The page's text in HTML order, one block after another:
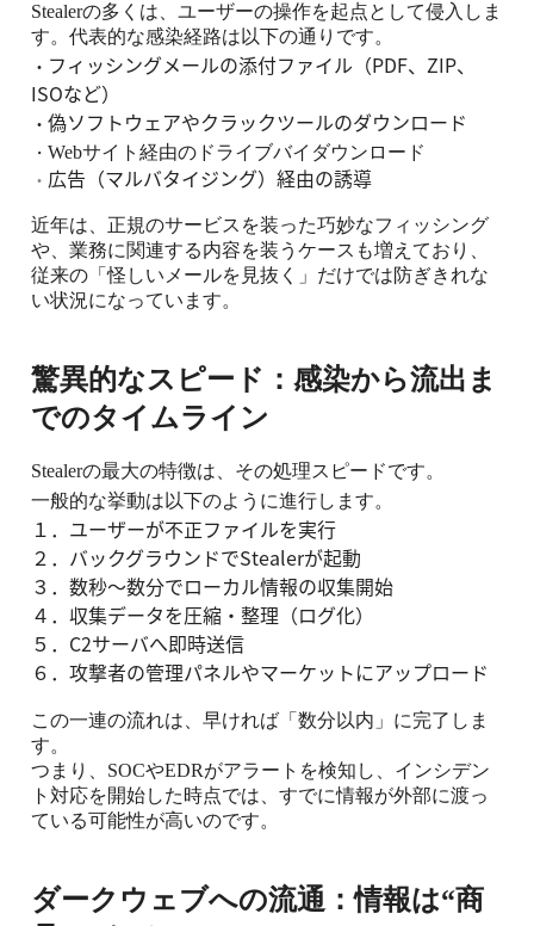
Stealerの多くは、ユーザーの操作を起点として侵入しま
す。代表的な感染経路は以下の通りです。
・ フィッシングメールの添付ファイル（PDF、 ZIP、
ISOなど）
・ 偽ソフトウェアやクラックツールのダウンロード
・ Webサイト経由のドライブバイダウンロード
・ 広告（マルバタイジング）経由の誘導
近年は、正規のサービスを装った巧妙なフィッシング
や、業務に関連する内容を装うケースも増えており、
従来の「怪しいメールを見抜く」だけでは防ぎきれな
い状況になっています。
驚異的なスピード：感染から流出ま
でのタイムライン
Stealerの最大の特徴は、その処理スピードです。
一般的な挙動は以下のように進行します。
１．ユーザーが不正ファイルを実行
２．バックグラウンドでStealerが起動
３．数秒〜数分でローカル情報の収集開始
４．収集データを圧縮・整理（ログ化）
５．C2サーバへ即時送信
６．攻撃者の管理パネルやマーケットにアップロード
この一連の流れは、早ければ「数分以内」に完了しま
す。
つまり、 SOCやEDRがアラートを検知し、インシデン
ト対応を開始した時点では、すでに情報が外部に渡っ
ている可能性が高いのです。
ダークウェブへの流通：情報は“商